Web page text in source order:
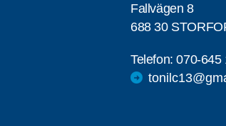
Fallvägen 8
688 30
Telefon:070-645